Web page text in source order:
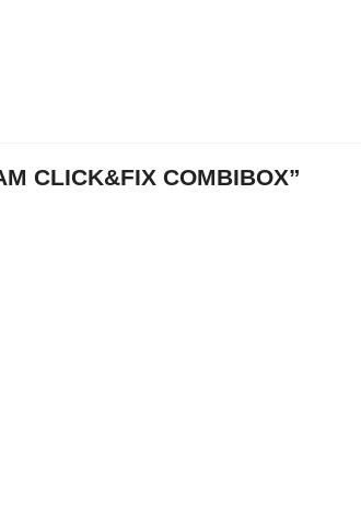
CLICK&FIX COMBIBOX”